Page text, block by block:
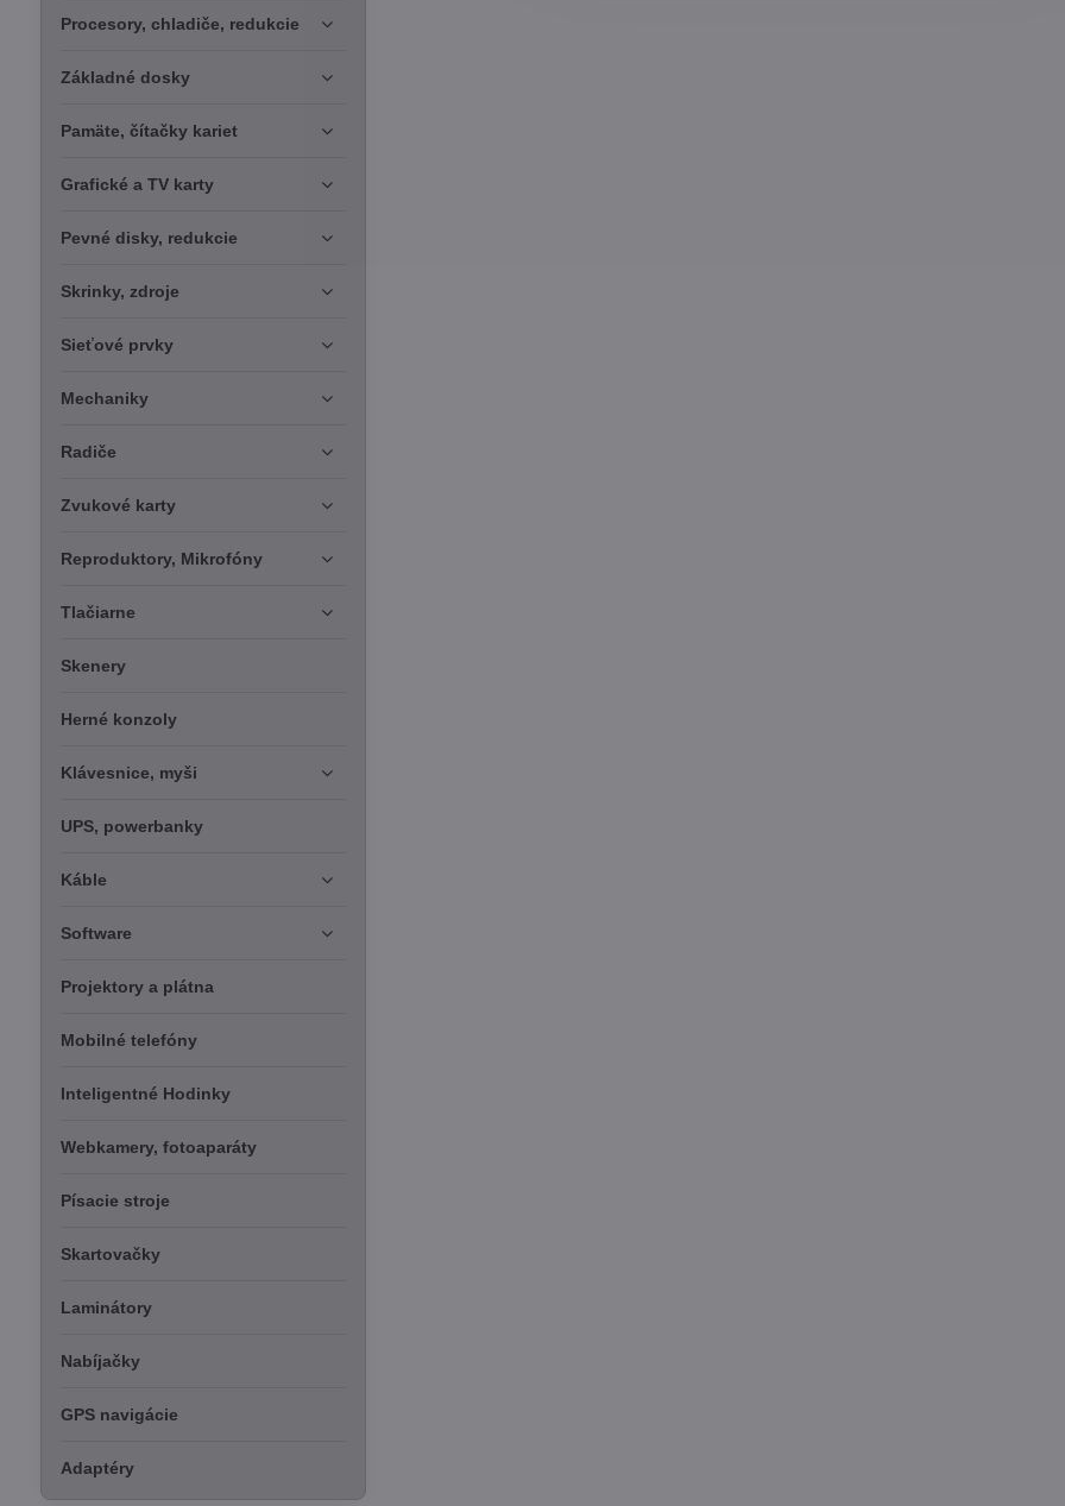
Procesory, chladiče, redukcie
Základné dosky
Pamäte, čítačky kariet
Grafické a TV karty
Pevné disky, redukcie
Skrinky, zdroje
Sieťové prvky
Mechaniky
Radiče
Zvukové karty
Reproduktory, Mikrofóny
Tlačiarne
Skenery
Herné konzoly
Klávesnice, myši
UPS, powerbanky
Káble
Software
Projektory a plátna
Mobilné telefóny
Inteligentné Hodinky
Webkamery, fotoaparáty
Písacie stroje
Skartovačky
Laminátory
Nabíjačky
GPS navigácie
Adaptéry